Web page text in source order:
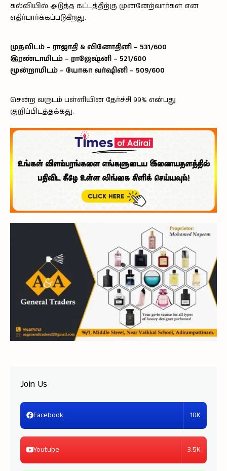
கல்வியில் அடுத்த கட்டத்திற்கு முன்னேற்வார்கள் என
எதிர்பார்க்கப்படுகிறது.
முதலிடம் – ராஜாதி & வினோதினி – 531/600
இரண்டாமிடம் – ராஜேஷ்னி – 521/600
மூன்றாமிடம் – யோகா வர்ஷினி – 509/600
சென்ற வருடம் பள்ளியின் தேர்ச்சி 99% என்பது
குறிப்பிடத்தக்கது.
Join Us
Facebook 10K
Youtube 3.5K